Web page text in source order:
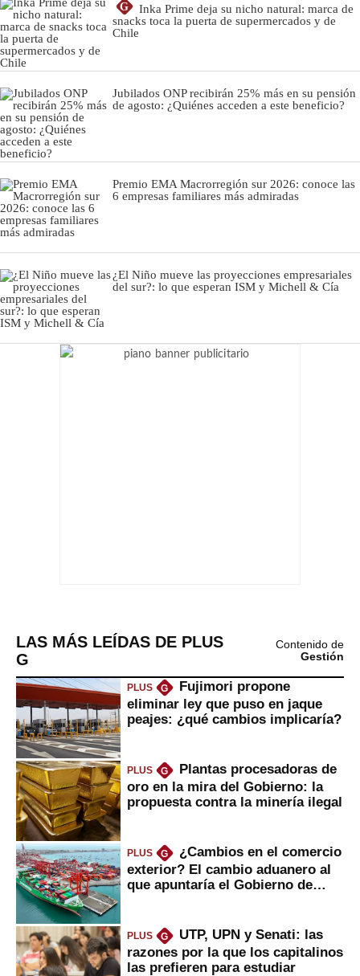
G
Inka Prime deja su nicho natural: marca de
snacks toca la puerta de supermercados y de
Chile
Jubilados ONP recibirán 25% más en su pensión
de agosto: ¿Quiénes acceden a este beneficio?
Premio EMA Macrorregión sur 2026: conoce las
6 empresas familiares más admiradas
¿El Niño mueve las proyecciones empresariales
del sur?: lo que esperan ISM y Michell & Cía
LAS MÁS LEÍDAS DE PLUS
G
Contenido de
Gestión
PLUS G
Fujimori propone
eliminar ley que puso en jaque
peajes: ¿qué cambios implicaría?
PLUS G
Plantas procesadoras de
oro en la mira del Gobierno: la
propuesta contra la minería ilegal
PLUS G
¿Cambios en el comercio
exterior? El cambio aduanero al
que apuntaría el Gobierno de
PLUS G
UTP, UPN y Senati: las
razones por la que los capitalinos
las prefieren para estudiar